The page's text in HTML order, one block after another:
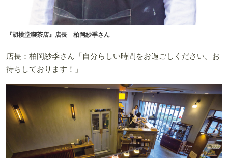
『胡桃堂喫茶店』店長 柏岡紗季さん
店長：柏岡紗季さん「自分らしい時間をお過ごしください。お
待ちしております！」